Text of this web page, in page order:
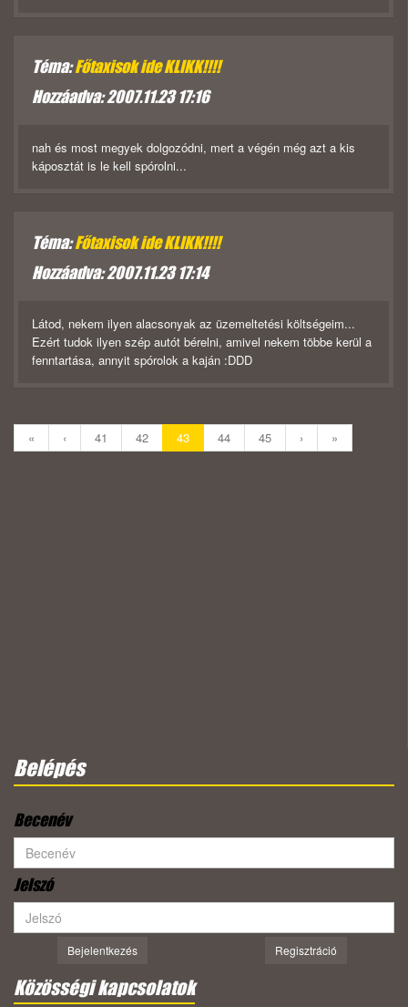
Téma:Főtaxisok ide KLIKK!!!!
Hozzáadva: 2007.11.23 17:16
nah és most megyek dolgozódni, mert a végén még azt a kis
káposztát is le kell spórolni...
Téma:Főtaxisok ide KLIKK!!!!
Hozzáadva: 2007.11.23 17:14
Látod, nekem ilyen alacsonyak az üzemeltetési költségeim...
Ezért tudok ilyen szép autót bérelni, amivel nekem többe kerül a
fenntartása, annyit spórolok a kaján :DDD
« ‹ 41 42 43 44 45 › »
Belépés
Becenév
Jelszó
Bejelentkezés Regisztráció
Közösségi kapcsolatok